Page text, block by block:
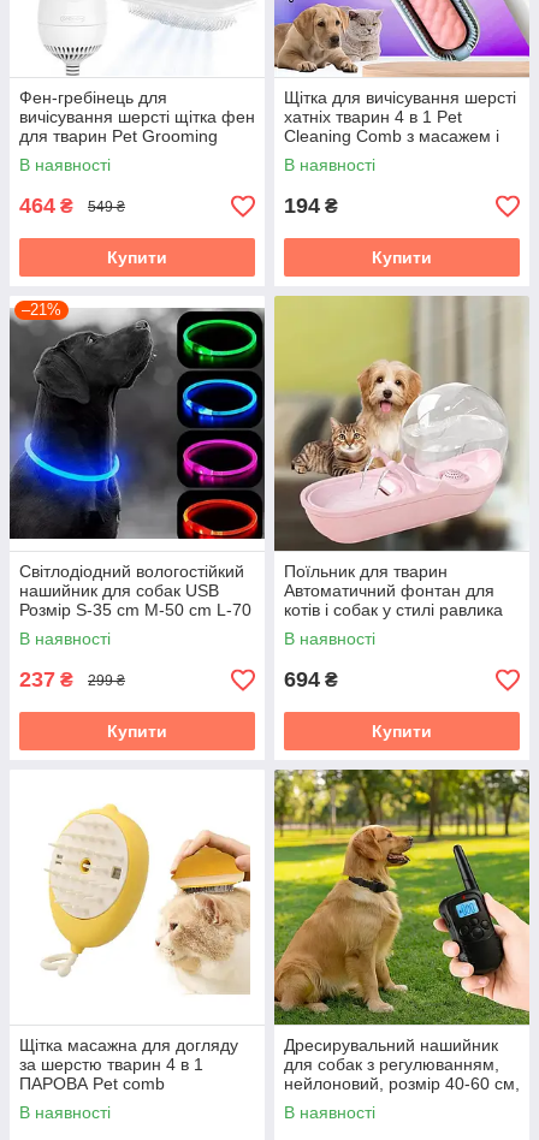
Фен-гребінець для
вичісування шерсті щітка фен
для тварин Pet Grooming
Dryer WN-10
В наявності
464 ₴ 549 ₴
Купити
Щітка для вичісування шерсті
хатніх тварин 4 в 1 Pet
Cleaning Comb з масажем і
чищенням речей Pink W28
В наявності
194 ₴
Купити
–21%
Світлодіодний вологостійкий
нашийник для собак USB
Розмір S-35 cm M-50 cm L-70
cm
В наявності
237 ₴ 299 ₴
Купити
Поїльник для тварин
Автоматичний фонтан для
котів і собак у стилі равлика
USB 4,5 л.
В наявності
694 ₴
Купити
Щітка масажна для догляду
за шерстю тварин 4 в 1
ПАРОВА Pet comb
В наявності
Дресирувальний нашийник
для собак з регулюванням,
нейлоновий, розмір 40-60 см,
чорний PR55
В наявності